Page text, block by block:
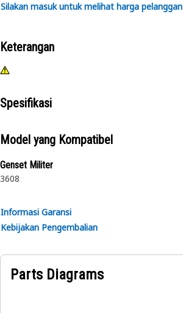
Silakan masuk untuk melihat harga pelanggan
Keterangan
Spesifikasi
Model yang Kompatibel
Genset Militer
3608
Informasi Garansi
Kebijakan Pengembalian
Parts Diagrams